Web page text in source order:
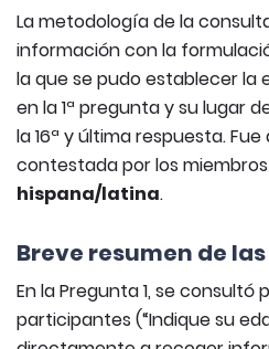
La metodología de la
información con la
la que se pudo establecer la
en la 1ª pregunta y su lugar
la 16ª y última respuesta.
contestada por los
hispana/latina.
Breve resumen de
En la Pregunta 1, se consultó
participantes (“Indique su